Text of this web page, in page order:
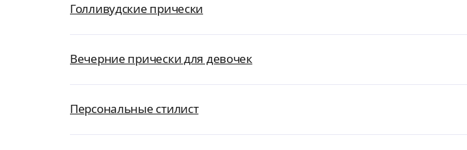
Голливудские прически
Вечерние прически для девочек
Персональные стилист